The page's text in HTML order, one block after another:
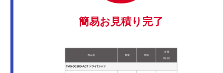
簡易お見積り完了